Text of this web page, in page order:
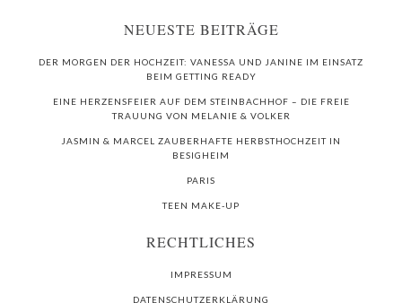
NEUESTE BEITRÄGE
DER MORGEN DER HOCHZEIT: VANESSA UND JANINE IM EINSATZ
BEIM GETTING READY
EINE HERZENSFEIER AUF DEM STEINBACHHOF – DIE FREIE
TRAUUNG VON MELANIE & VOLKER
JASMIN & MARCEL ZAUBERHAFTE HERBSTHOCHZEIT IN
BESIGHEIM
PARIS
TEEN MAKE-UP
RECHTLICHES
IMPRESSUM
DATENSCHUTZERKLÄRUNG